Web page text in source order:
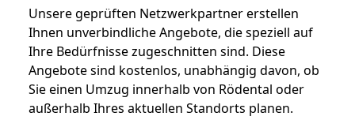
Unsere geprüften Netzwerkpartner erstellen
Ihnen unverbindliche Angebote, die speziell auf
Ihre Bedürfnisse zugeschnitten sind. Diese
Angebote sind kostenlos, unabhängig davon, ob
Sie einen Umzug innerhalb von Rödental oder
außerhalb Ihres aktuellen Standorts planen.